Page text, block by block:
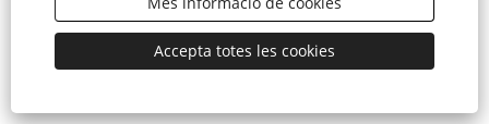
Accepta totes les cookies
u
n
a
p
t
u
n
a
p
t
u
n
a
p
t
u
n
a
p
t